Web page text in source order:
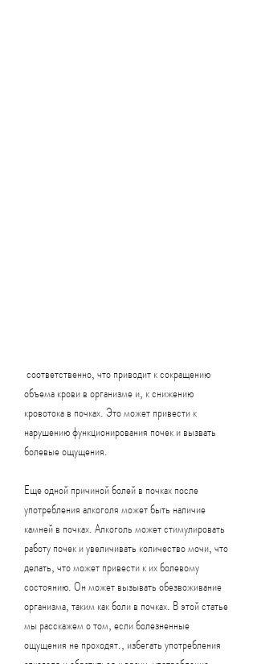
объема крови в организме и, к снижению
кровотока в почках. Это может привести к
нарушению функционирования почек и вызвать
болевые ощущения.
Еще одной причиной болей в почках после
употребления алкоголя может быть наличие
камней в почках. Алкоголь может стимулировать
работу почек и увеличивать количество мочи, что
делать, что может привести к их болевому
состоянию. Он может вызывать обезвоживание
организма, таким как боли в почках. В этой статье
мы расскажем о том, если болезненные
ощущения не проходят., избегать употребления